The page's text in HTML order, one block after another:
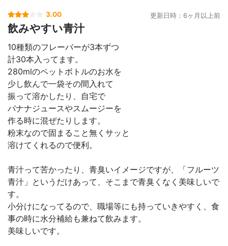
3.00 更新日時：6ヶ月以上前
飲みやすい青汁
10種類のフレーバーが3本ずつ
計30本入ってます。
280mlのペットボトルのお水を
少し飲んで一袋その間入れて
振って溶かしたり、自宅で
バナナジュースやスムージーを
作る時に混ぜたりします。
粉末なので固まること無くサッと
溶けてくれるので便利。
青汁って苦かったり、青臭いイメージですが、「フルーツ
青汁」というだけあって、そこまで青臭くなく美味しいで
す。
小分けになってるので、職場等にも持っていきやすく、食
事の時に水分補給も兼ねて飲みます。
美味しいです。